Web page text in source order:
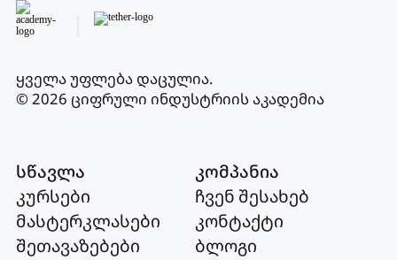
ყველა უფლება დაცულია.
© 2026 ციფრული ინდუსტრიის აკადემია
სწავლა
კურსები
მასტერკლასები
შეთავაზებები
კომპანია
ჩვენ შესახებ
კონტაქტი
ბლოგი